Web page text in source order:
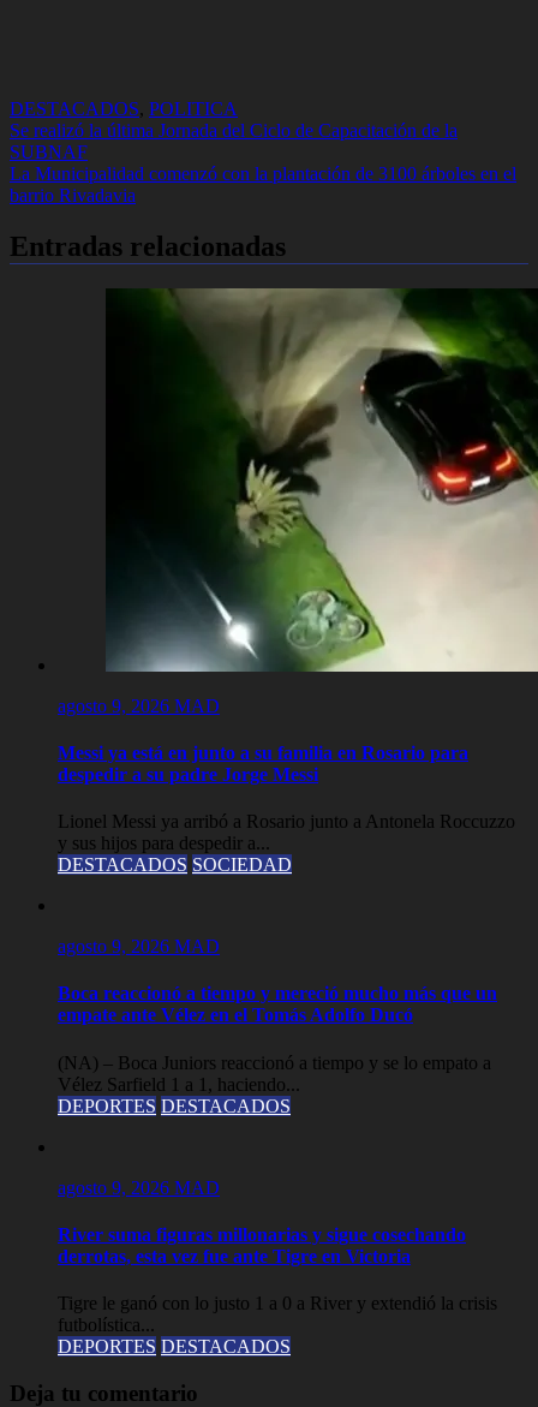
DESTACADOS, POLITICA
Navegación
de
entradas
Se realizó la última Jornada del Ciclo de Capacitación de la
SUBNAF
La Municipalidad comenzó con la plantación de 3100 árboles en el
barrio Rivadavia
Entradas relacionadas
agosto 9, 2026 MAD
Messi ya está en junto a su familia en Rosario para
despedir a su padre Jorge Messi
Lionel Messi ya arribó a Rosario junto a Antonela Roccuzzo
y sus hijos para despedir a...
DESTACADOS SOCIEDAD
agosto 9, 2026 MAD
Boca reaccionó a tiempo y mereció mucho más que un
empate ante Vélez en el Tomás Adolfo Ducó
(NA) – Boca Juniors reaccionó a tiempo y se lo empato a
Vélez Sarfield 1 a 1, haciendo...
DEPORTES DESTACADOS
agosto 9, 2026 MAD
River suma figuras millonarias y sigue cosechando
derrotas, esta vez fue ante Tigre en Victoria
Tigre le ganó con lo justo 1 a 0 a River y extendió la crisis
futbolística...
DEPORTES DESTACADOS
Deja tu comentario